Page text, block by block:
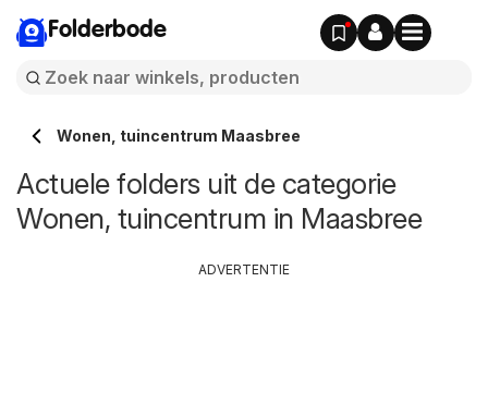
Folderbode
Wonen, tuincentrum Maasbree
Actuele folders uit de categorie
Wonen, tuincentrum in Maasbree
ADVERTENTIE